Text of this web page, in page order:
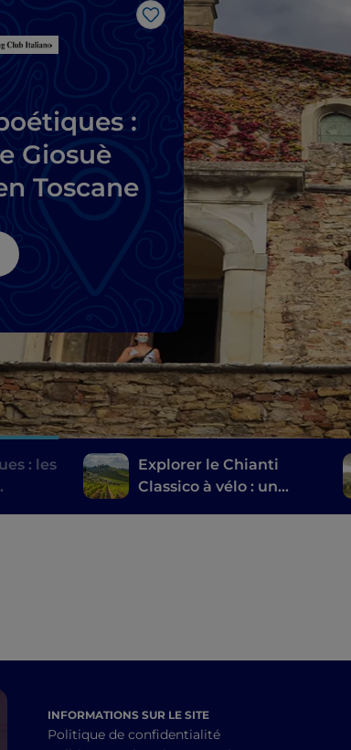
J’aime
:
Giosuè
Toscane
: les
Explorer le Chianti
Classico à vélo : un
INFORMATIONS SUR LE SITE
Politique de confidentialité